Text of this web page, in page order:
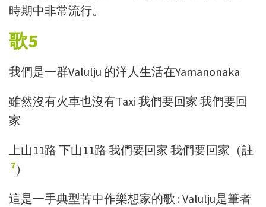
時期中非常流行。
歌5
我們是一群Valulju 的洋人生活在Yamanonaka
雖然沒有火車也沒有Taxi 我們要回家 我們要回
家
上山11路 下山11路 我們要回家 我們要回家（註
7）
這是一手典型苦中作樂想家的歌 : Valulju是筆者